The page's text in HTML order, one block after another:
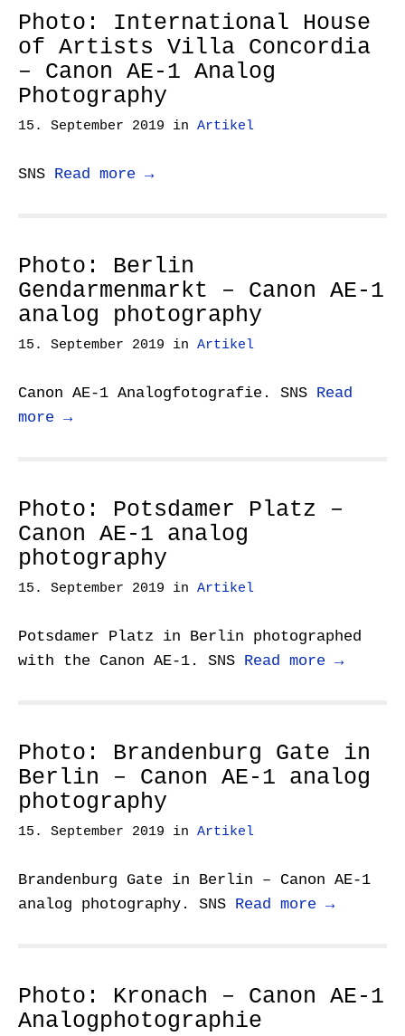
Photo: International House
of Artists Villa Concordia
– Canon AE-1 Analog
Photography
15. September 2019 in Artikel
SNS Read more →
Photo: Berlin
Gendarmenmarkt – Canon AE-1
analog photography
15. September 2019 in Artikel
Canon AE-1 Analogfotografie. SNS Read
more →
Photo: Potsdamer Platz –
Canon AE-1 analog
photography
15. September 2019 in Artikel
Potsdamer Platz in Berlin photographed
with the Canon AE-1. SNS Read more →
Photo: Brandenburg Gate in
Berlin – Canon AE-1 analog
photography
15. September 2019 in Artikel
Brandenburg Gate in Berlin – Canon AE-1
analog photography. SNS Read more →
Photo: Kronach – Canon AE-1
Analogphotographie